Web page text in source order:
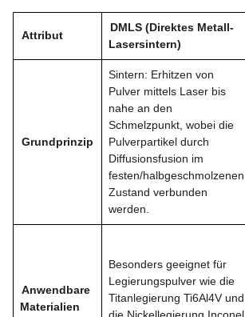
Attribut
DMLS (Direktes Metall-
Lasersintern)
Grundprinzip
Sintern: Erhitzen von
Pulver mittels Laser bis
nahe an den
Schmelzpunkt, wobei die
Pulverpartikel durch
Diffusionsfusion im
festen/halbgeschmolzenen
Zustand verbunden
werden.
Anwendbare
Materialien
Besonders geeignet für
Legierungspulver wie die
Titanlegierung Ti6Al4V und
die Nickellegierung Inconel